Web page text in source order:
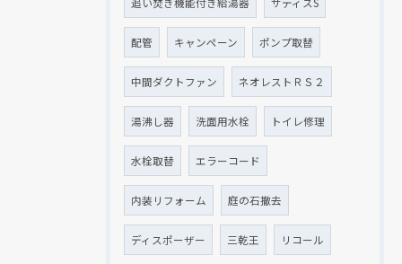
追い焚き機能付き給湯器 サティスS
配管 キャンペーン ポンプ取替
中間ダクトファン ネオレストＲＳ２
湯沸し器 洗面用水栓 トイレ修理
水栓取替 エラーコード
内装リフォーム 庭の石撤去
ディスポーザー 三乾王 リコール